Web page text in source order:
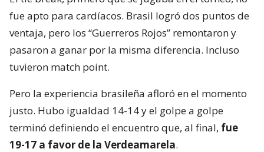
fue apto para cardíacos. Brasil logró dos puntos de
ventaja, pero los “Guerreros Rojos” remontaron y
pasaron a ganar por la misma diferencia. Incluso
tuvieron match point.
Pero la experiencia brasileña afloró en el momento
justo. Hubo igualdad 14-14 y el golpe a golpe
terminó definiendo el encuentro que, al final, fue
19-17 a favor de la Verdeamarela.